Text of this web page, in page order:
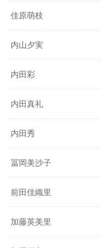
佳原萌枝
内山夕実
内田彩
内田真礼
内田秀
冨岡美沙子
前田佳織里
加藤英美里